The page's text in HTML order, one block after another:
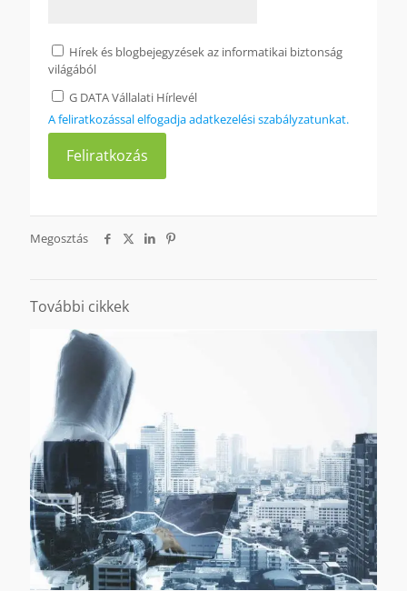
Hírek és blogbejegyzések az informatikai biztonság
világából
G DATA Vállalati Hírlevél
A feliratkozással elfogadja adatkezelési szabályzatunkat.
Megosztás
További cikkek